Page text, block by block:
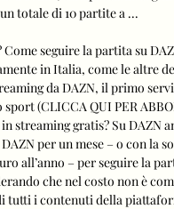
totale di 10 partite a ...
seguire la partita su
in Italia, come le altre
da DAZN, il primo
(CLICCA QUI PER
streaming gratis? Su DAZN
per un mese – o con la
all’anno – per seguire la
che nel costo non è
tutti i contenuti della